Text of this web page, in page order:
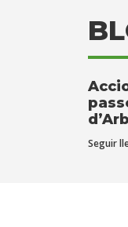
Seguir